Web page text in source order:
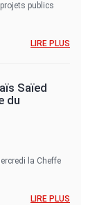
publics
LIRE PLUS
Saïed
du
la Cheffe
LIRE PLUS